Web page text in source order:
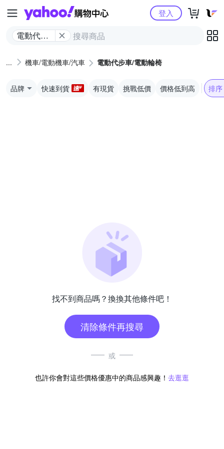
Yahoo購物中心
電動代步
椅
登入
機車/電動機車/汽車 電動代步車/電動輪椅
品牌 快速到貨 有現貨 挑戰低價 價格低到高 排序
找不到商品嗎？換換其他條件吧！
清除條件再搜尋
或
也許你會對這些價格優惠中的商品感興趣！ 去逛逛